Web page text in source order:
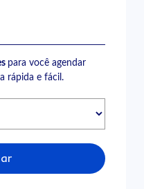
para você agendar
rápida e fácil.